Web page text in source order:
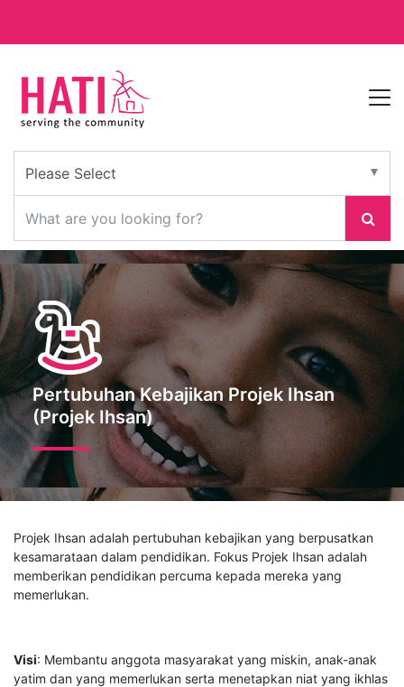
Pertubuhan Kebajikan Projek Ihsan
(Projek Ihsan)
Projek Ihsan adalah pertubuhan kebajikan yang berpusatkan
kesamarataan dalam pendidikan. Fokus Projek Ihsan adalah
memberikan pendidikan percuma kepada mereka yang
memerlukan.
Visi: Membantu anggota masyarakat yang miskin, anak-anak
yatim dan yang memerlukan serta menetapkan niat yang ikhlas